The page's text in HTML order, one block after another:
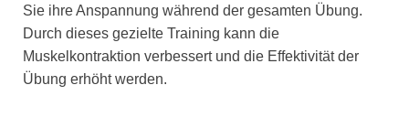
Sie ihre Anspannung während der gesamten Übung.
Durch dieses gezielte Training kann die
Muskelkontraktion verbessert und die Effektivität der
Übung erhöht werden.